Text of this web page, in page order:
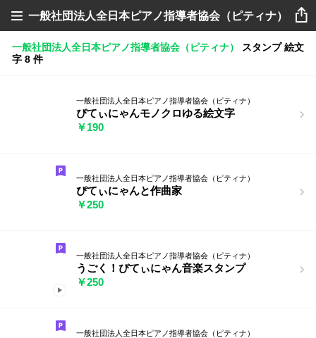
一般社団法人全日本ピアノ指導者協会（ピティナ）
一般社団法人全日本ピアノ指導者協会（ピティナ） スタンプ 絵文
字 8 件
一般社団法人全日本ピアノ指導者協会（ピティナ）
ぴてぃにゃんモノクロゆる絵文字
￥190
一般社団法人全日本ピアノ指導者協会（ピティナ）
ぴてぃにゃんと作曲家
￥250
一般社団法人全日本ピアノ指導者協会（ピティナ）
うごく！ぴてぃにゃん音楽スタンプ
￥250
一般社団法人全日本ピアノ指導者協会（ピティナ）